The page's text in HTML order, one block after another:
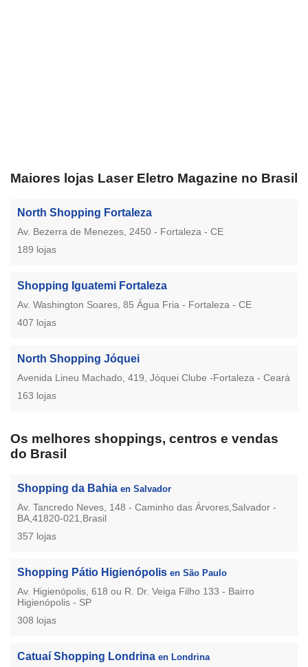
Maiores lojas Laser Eletro Magazine no Brasil
North Shopping Fortaleza
Av. Bezerra de Menezes, 2450 - Fortaleza - CE
189 lojas
Shopping Iguatemi Fortaleza
Av. Washington Soares, 85 Água Fria - Fortaleza - CE
407 lojas
North Shopping Jóquei
Avenida Lineu Machado, 419, Jóquei Clube -Fortaleza - Ceará
163 lojas
Os melhores shoppings, centros e vendas
do Brasil
Shopping da Bahia en Salvador
Av. Tancredo Neves, 148 - Caminho das Árvores,Salvador -
BA,41820-021,Brasil
357 lojas
Shopping Pátio Higienópolis en São Paulo
Av. Higienópolis, 618 ou R. Dr. Veiga Filho 133 - Bairro
Higienópolis - SP
308 lojas
Catuaí Shopping Londrina en Londrina